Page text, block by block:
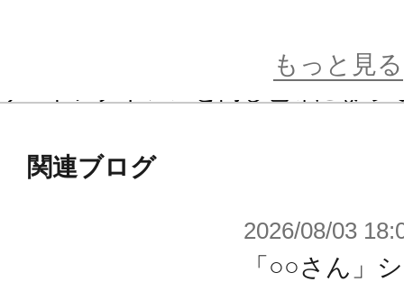
薬師寺 久遠【篝火 真里亞・衣装】
巫女さんのような後ろで結った髪型
ールジョイントで動く構造を採用し
もっと見る
関連ブログ
2026/08/03
「○○さん」